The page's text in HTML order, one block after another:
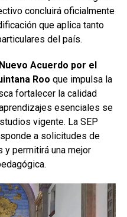
concluirá oficialmente
que aplica tanto
del país.
Nuevo Acuerdo por el
Roo que impulsa la
fortalecer la calidad
esenciales se
vigente. La SEP
a solicitudes de
permitirá una mejor